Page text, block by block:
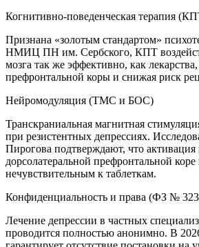
Когнитивно-поведенческая терапия
Признана «золотым стандартом»
НМИЦ ПН им. Сербского, КПТ
мозга так же эффективно, как
префронтальной коры и снижая риск
Нейромодуляция (ТМС и БОС)
Транскраниальная магнитная
при резистентных депрессиях.
Пирогова подтверждают, что активация
дорсолатеральной префронтальной
нечувствительным к таблеткам.
Конфиденциальность и права (ФЗ №
Лечение депрессии в частных
проводится полностью анонимно. В